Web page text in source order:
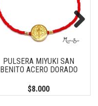
PULSERA MIYUKI SAN
BENITO ACERO DORADO
$8.000
Next